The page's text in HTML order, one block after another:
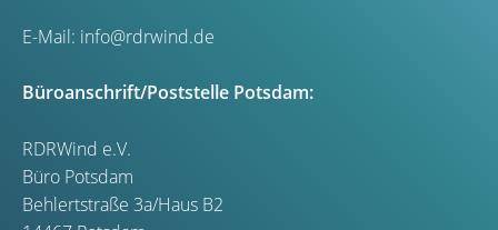
E-Mail: info@rdrwind.de
Büroanschrift/Poststelle Potsdam:
RDRWind e.V.
Büro Potsdam
Behlertstraße 3a/Haus B2